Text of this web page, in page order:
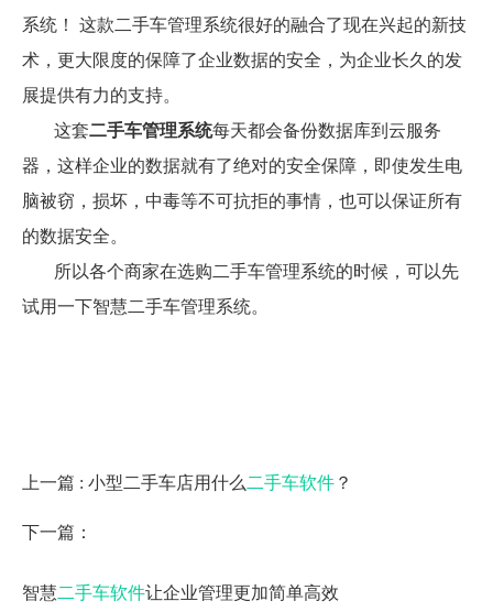
系统！
这款二手车管理系统很好的融合了现在兴起的新技
术，更大限度的保障了企业数据的安全，为企业长久的发
展提供有力的支持。
这套二手车管理系统每天都会备份数据库到云服务
器，这样企业的数据就有了绝对的安全保障，即使发生电
脑被窃，损坏，中毒等不可抗拒的事情，也可以保证所有
的数据安全。
所以各个商家在选购二手车管理系统的时候，可以先
试用一下智慧二手车管理系统。
上一篇 : 小型二手车店用什么 二手车软件 ？
下一篇：
智慧二手车软件让企业管理更加简单高效